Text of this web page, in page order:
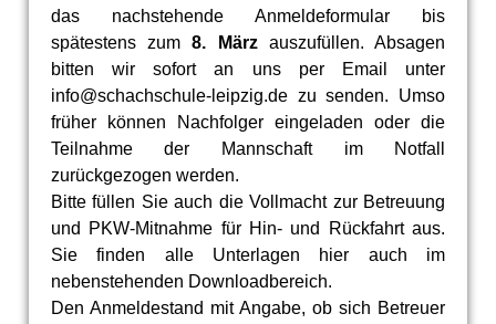
das nachstehende Anmeldeformular bis
spätestens zum8. Märzauszufüllen. Absagen
bitten wir sofort an uns per Email unter
info@schachschule-leipzig.de zu senden. Umso
früher können Nachfolger eingeladen oder die
Teilnahme der Mannschaft im Notfall
zurückgezogen werden.
Bitte füllen Sie auch die Vollmacht zur Betreuung
und PKW-Mitnahme für Hin- und Rückfahrt aus.
Sie finden alle Unterlagen hier auch im
nebenstehenden Downloadbereich.
Den Anmeldestand mit Angabe, ob sich Betreuer